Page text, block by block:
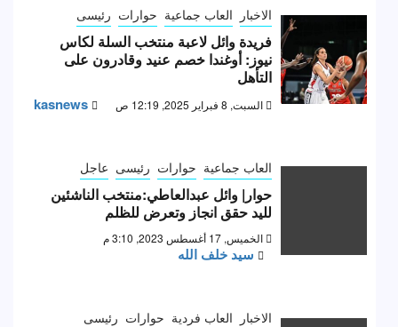
الاخبار العاب جماعية حوارات رئيسى
فريدة وائل لاعبة منتخب السلة لكاس
نيوز: أوغندا خصم عنيد وقادرون على
التأهل
السبت, 8 فبراير 2025, 12:19 ص kasnews
العاب جماعية حوارات رئيسى عاجل
حوار| وائل عبدالعاطي:منتخب الناشئين
لليد حقق انجاز وتعرض للظلم
الخميس, 17 أغسطس 2023, 3:10 م
سيد خلف الله
الاخبار العاب فردية حوارات رئيسى